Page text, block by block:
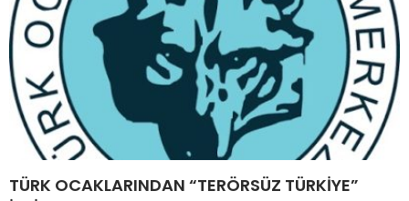
TÜRK OCAKLARINDAN “TERÖRSÜZ TÜRKİYE”